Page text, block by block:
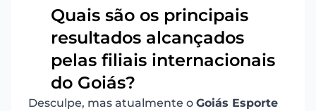
Quais são os principais
resultados alcançados
pelas filiais internacionais
do Goiás?
Desculpe, mas atualmente o Goiás Esporte